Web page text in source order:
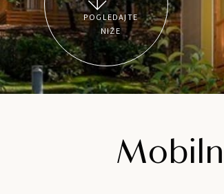
POGLEDAJTE
NIŽE